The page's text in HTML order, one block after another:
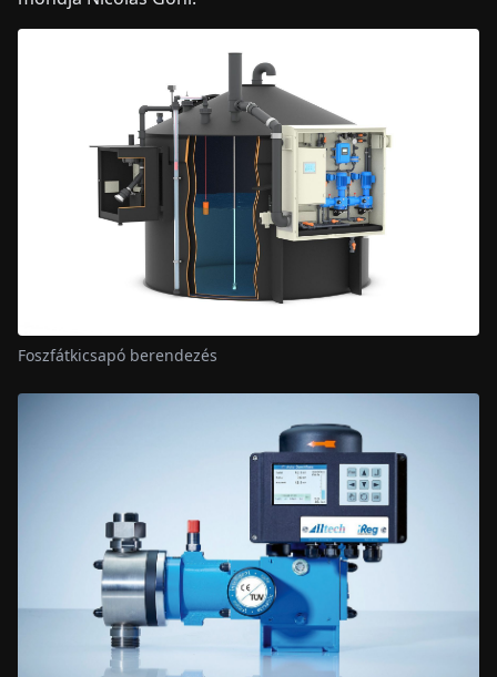
Foszfátkicsapó berendezés